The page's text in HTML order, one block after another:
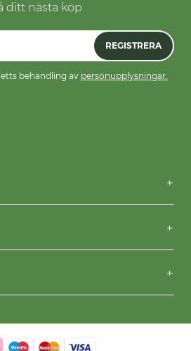
ditt nästa köp
REGISTRERA
behandling av personupplysningar.